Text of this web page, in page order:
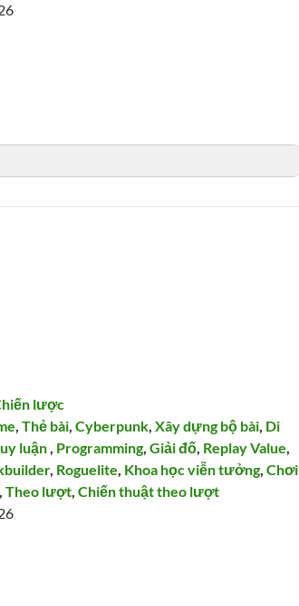
lược
,Thẻ bài,Cyberpunk,Xây dựng bộ bài, Di
luận, Programming,Giải đố, Replay Value,
, Roguelite, Khoa học viễn tưởng,Chơi
,Theo lượt,Chiến thuật theo lượt